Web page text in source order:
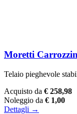
Moretti
Telaio pieghevole
Acquisto da € 258,98
Noleggio da € 1,00
Dettagli →